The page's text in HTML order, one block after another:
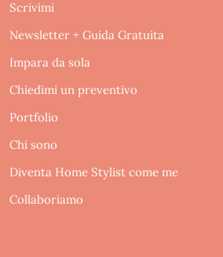
Scrivimi
Newsletter + Guida Gratuita
Impara da sola
Chiedimi un preventivo
Portfolio
Chi sono
Diventa Home Stylist come me
Collaboriamo